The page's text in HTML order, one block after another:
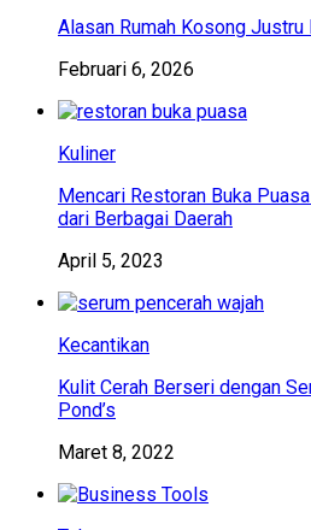
Alasan Rumah Kosong
Februari 6, 2026
Kuliner
Mencari Restoran Buka
dari Berbagai Daerah
April 5, 2023
Kecantikan
Kulit Cerah Berseri dengan
Pond’s
Maret 8, 2022